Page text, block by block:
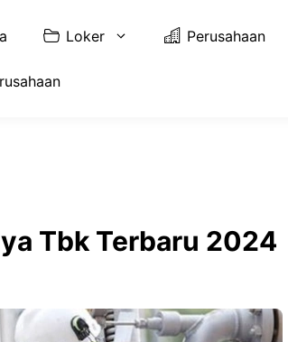
Loker Perusahaan
Tbk Terbaru 2024